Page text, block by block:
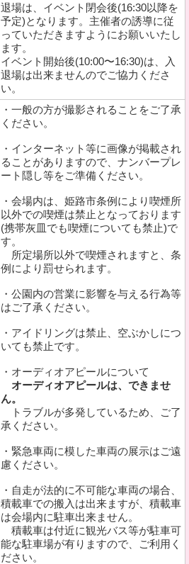
退場は、イベント閉会後(16:30以降を
予定)となります。主催者の誘導に従
っていただきますようにお願いいたし
ます。
イベント開始後(10:00〜16:30)は、入
退場は出来ませんのでご協力くださ
い。
・一般の方が撮影されることをご了承
ください。
・インターネット等に画像が掲載され
ることがありますので、ナンバープレ
ート隠し等をご準備ください。
・会場内は、姫路市条例により喫煙所
以外での喫煙は禁止となっております
(携帯灰皿でも喫煙についても禁止)で
す。
所定場所以外で喫煙されますと、条
例により罰せられます。
・公園内の営業に影響を与える行為等
はご了承ください。
・アイドリングは禁止、空ぶかしにつ
いても禁止です。
・オーディオアピールについて
オーディオアピールは、できませ
ん。
トラブルが多発しているため、ご了
承ください。
・緊急車両に模した車両の展示はご遠
慮ください。
・自走が法的に不可能な車両の場合、
積載車での搬入は出来ますが、積載車
は会場内に駐車出来ません。
積載車は付近に観光バス等が駐車可
能な駐車場が有りますので、ご利用く
ださい。